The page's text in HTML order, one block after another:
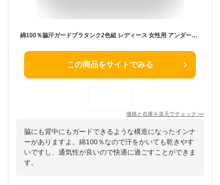
綿100％脇汗ガードブラタンク2色組 レディース 女性用 アンダーウエア 下着 夏 ノースリーブ インナー 背中 脇 汗対策 ブラトップ
この商品をサイトでみる
価格と在庫を楽天でチェック >>
脇にも背中にもガードできるような構造になったインナ
ーがありますよ。綿100％なので汗をかいても乾きやす
いですし、通気性が良いので快適に過ごすことができま
す。